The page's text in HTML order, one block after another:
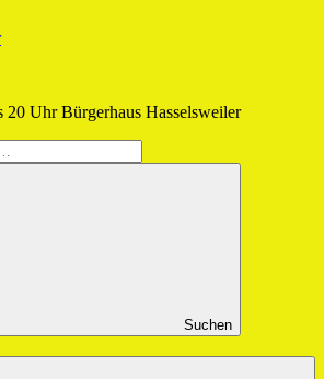
20 Uhr Bürgerhaus Hasselsweiler
Suchen